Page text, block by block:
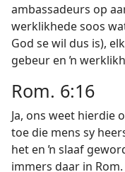
ambassadeurs op
werklikhede soos
God se wil dus is),
gebeur en ŉ
Rom. 6:16
Ja, ons weet
toe die mens sy
het en ŉ slaaf
immers daar in